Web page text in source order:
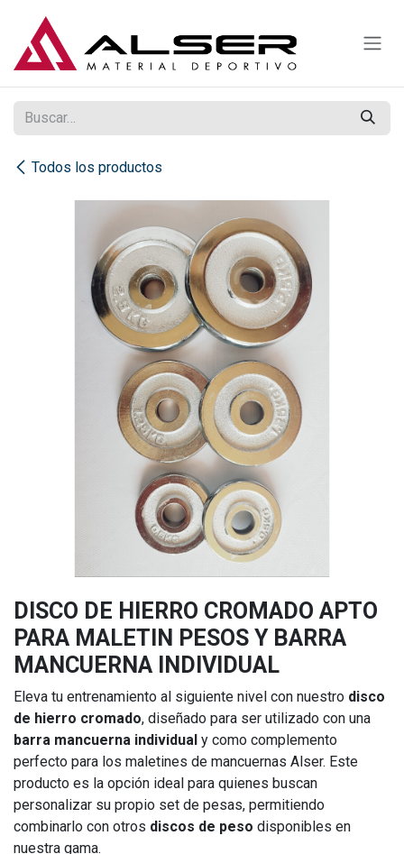
Todos los productos
DISCO DE HIERRO CROMADO APTO
PARA MALETIN PESOS Y BARRA
MANCUERNA INDIVIDUAL
Eleva tu entrenamiento al siguiente nivel con nuestro disco
de hierro cromado, diseñado para ser utilizado con una
barra mancuerna individual y como complemento
perfecto para los maletines de mancuernas Alser. Este
producto es la opción ideal para quienes buscan
personalizar su propio set de pesas, permitiendo
combinarlo con otros discos de peso disponibles en
nuestra gama.